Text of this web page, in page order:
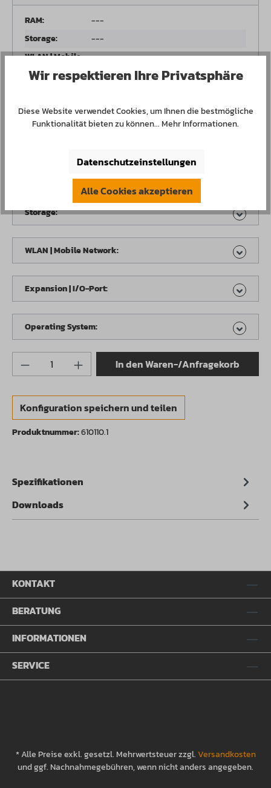
RAM:
---
Storage:
---
WLAN | Mobile
Network:
---
Operating
---
Storage:
WLAN | Mobile Network:
Expansion | I/O-Port:
Operating System:
Produkt Anzahl: Gib den gewünschten
In den Waren-/Anfragekorb
Konfiguration speichern und teilen
Produktnummer:610110.1
Spezifikationen
Downloads
KONTAKT
BERATUNG
INFORMATIONEN
SERVICE
* Alle Preise exkl. gesetzl. Mehrwertsteuer zzgl.Versandkosten
und ggf. Nachnahmegebühren, wenn nicht anders angegeben.
Wir respektieren Ihre Privatsphäre
Diese Website verwendet Cookies, um Ihnen die bestmögliche
Funktionalität bieten zu können...Mehr Informationen.
Datenschutzeinstellungen
Alle Cookies akzeptieren